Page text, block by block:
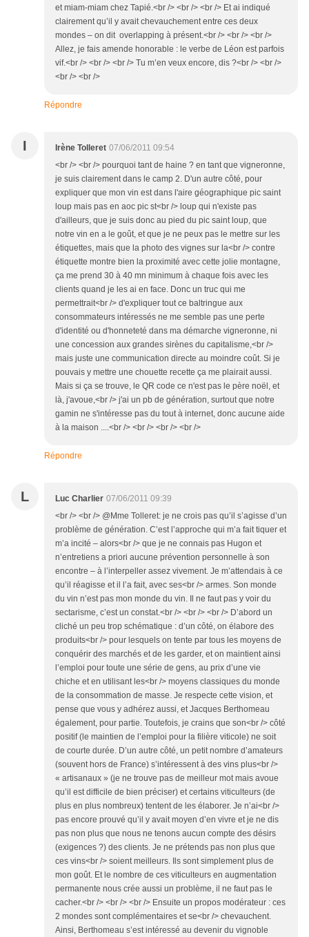
et miam-miam chez Tapié.<br /> <br /> <br /> Et ai indiqué
clairement qu’il y avait chevauchement entre ces deux
mondes – on dit overlapping à présent.<br /> <br /> <br />
Allez, je fais amende honorable : le verbe de Léon est parfois
vif.<br /> <br /> <br /> Tu m’en veux encore, dis ?<br /> <br />
<br /> <br />
Répondre
I Irène Tolleret 07/06/2011 09:54
<br /> <br /> pourquoi tant de haine ? en tant que vigneronne,
je suis clairement dans le camp 2. D'un autre côté, pour
expliquer que mon vin est dans l'aire géographique pic saint
loup mais pas en aoc pic st<br /> loup qui n'existe pas
d'ailleurs, que je suis donc au pied du pic saint loup, que
notre vin en a le goût, et que je ne peux pas le mettre sur les
étiquettes, mais que la photo des vignes sur la<br /> contre
étiquette montre bien la proximité avec cette jolie montagne,
ça me prend 30 à 40 mn minimum à chaque fois avec les
clients quand je les ai en face. Donc un truc qui me
permettrait<br /> d'expliquer tout ce baltringue aux
consommateurs intéressés ne me semble pas une perte
d'identité ou d'honneteté dans ma démarche vigneronne, ni
une concession aux grandes sirènes du capitalisme,<br />
mais juste une communication directe au moindre coût. Si je
pouvais y mettre une chouette recette ça me plairait aussi.
Mais si ça se trouve, le QR code ce n'est pas le père noël, et
là, j'avoue,<br /> j'ai un pb de génération, surtout que notre
gamin ne s'intéresse pas du tout à internet, donc aucune aide
à la maison ....<br /> <br /> <br /> <br />
Répondre
L Luc Charlier 07/06/2011 09:39
<br /> <br /> @Mme Tolleret: je ne crois pas qu’il s’agisse d’un
problème de génération. C’est l’approche qui m’a fait tiquer et
m’a incité – alors<br /> que je ne connais pas Hugon et
n’entretiens a priori aucune prévention personnelle à son
encontre – à l’interpeller assez vivement. Je m’attendais à ce
qu’il réagisse et il l’a fait, avec ses<br /> armes. Son monde
du vin n’est pas mon monde du vin. Il ne faut pas y voir du
sectarisme, c’est un constat.<br /> <br /> <br /> D’abord un
cliché un peu trop schématique : d’un côté, on élabore des
produits<br /> pour lesquels on tente par tous les moyens de
conquérir des marchés et de les garder, et on maintient ainsi
l’emploi pour toute une série de gens, au prix d’une vie
chiche et en utilisant les<br /> moyens classiques du monde
de la consommation de masse. Je respecte cette vision, et
pense que vous y adhérez aussi, et Jacques Berthomeau
également, pour partie. Toutefois, je crains que son<br /> côté
positif (le maintien de l’emploi pour la filière viticole) ne soit
de courte durée. D’un autre côté, un petit nombre d’amateurs
(souvent hors de France) s’intéressent à des vins plus<br />
« artisanaux » (je ne trouve pas de meilleur mot mais avoue
qu’il est difficile de bien préciser) et certains viticulteurs (de
plus en plus nombreux) tentent de les élaborer. Je n’ai<br />
pas encore prouvé qu’il y avait moyen d’en vivre et je ne dis
pas non plus que nous ne tenons aucun compte des désirs
(exigences ?) des clients. Je ne prétends pas non plus que
ces vins<br /> soient meilleurs. Ils sont simplement plus de
mon goût. Et le nombre de ces viticulteurs en augmentation
permanente nous crée aussi un problème, il ne faut pas le
cacher.<br /> <br /> <br /> Ensuite un propos modérateur : ces
2 mondes sont complémentaires et se<br /> chevauchent.
Ainsi, Berthomeau s’est intéressé au devenir du vignoble